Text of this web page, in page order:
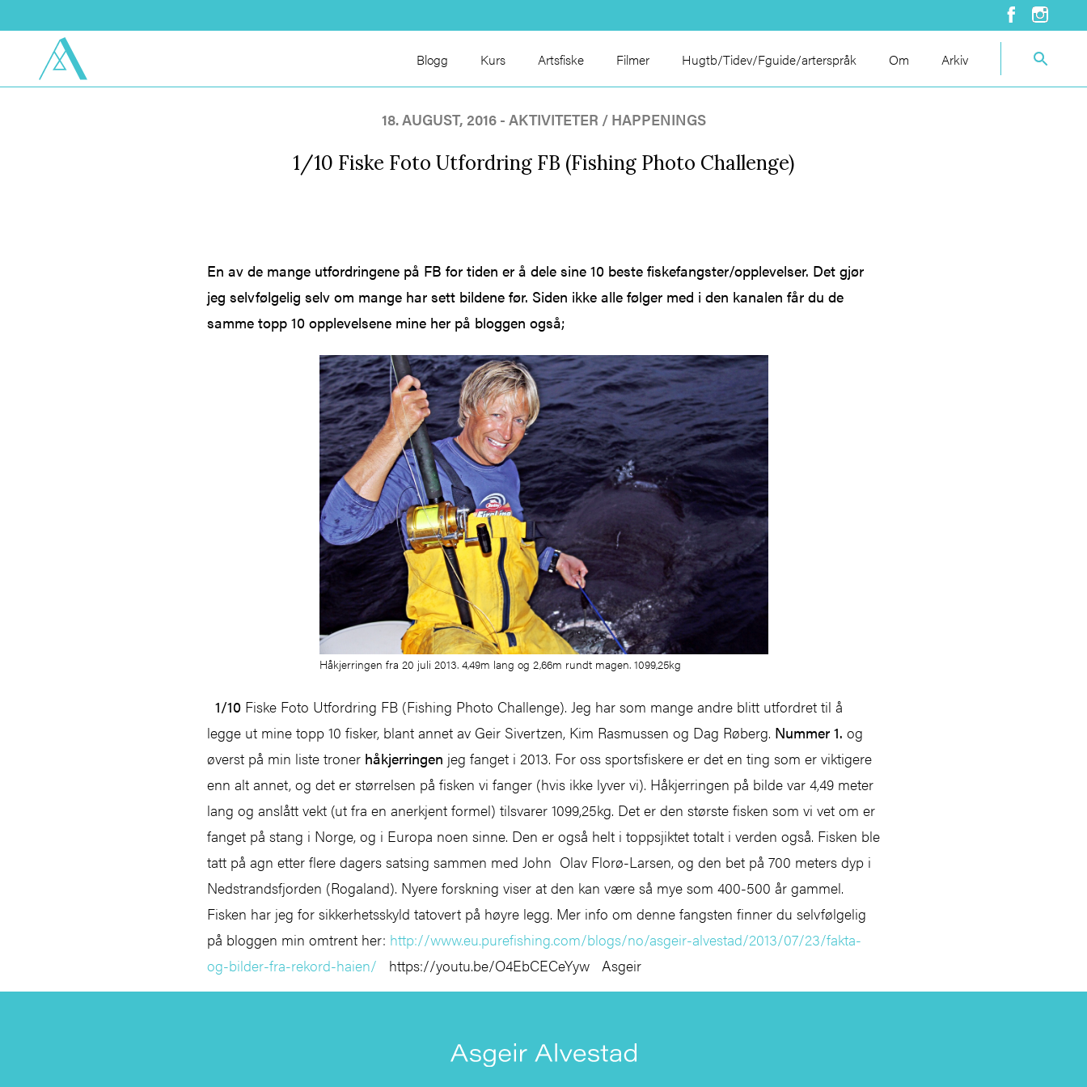
Blogg Kurs Artsfiske Filmer Hugtb/Tidev/Fguide/arterspråk Om Arkiv
18. AUGUST, 2016 - AKTIVITETER / HAPPENINGS
1/10 Fiske Foto Utfordring FB (Fishing Photo Challenge)
En av de mange utfordringene på FB for tiden er å dele sine 10 beste fiskefangster/opplevelser. Det gjør
jeg selvfølgelig selv om mange har sett bildene før. Siden ikke alle følger med i den kanalen får du de
samme topp 10 opplevelsene mine her på bloggen også;
Håkjerringen fra 20 juli 2013. 4,49m lang og 2,66m rundt magen. 1099,25kg
1/10 Fiske Foto Utfordring FB (Fishing Photo Challenge). Jeg har som mange andre blitt utfordret til å
legge ut mine topp 10 fisker, blant annet av Geir Sivertzen, Kim Rasmussen og Dag Røberg. Nummer 1. og
øverst på min liste troner håkjerringen jeg fanget i 2013. For oss sportsfiskere er det en ting som er viktigere
enn alt annet, og det er størrelsen på fisken vi fanger (hvis ikke lyver vi). Håkjerringen på bilde var 4,49 meter
lang og anslått vekt (ut fra en anerkjent formel) tilsvarer 1099,25kg. Det er den største fisken som vi vet om er
fanget på stang i Norge, og i Europa noen sinne. Den er også helt i toppsjiktet totalt i verden også. Fisken ble
tatt på agn etter flere dagers satsing sammen med John Olav Florø-Larsen, og den bet på 700 meters dyp i
Nedstrandsfjorden (Rogaland). Nyere forskning viser at den kan være så mye som 400-500 år gammel.
Fisken har jeg for sikkerhetsskyld tatovert på høyre legg. Mer info om denne fangsten finner du selvfølgelig
på bloggen min omtrent her: http://www.eu.purefishing.com/blogs/no/asgeir-alvestad/2013/07/23/fakta-
og-bilder-fra-rekord-haien/ https://youtu.be/O4EbCECeYyw Asgeir